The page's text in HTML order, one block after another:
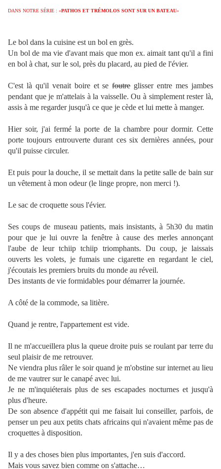
DANS NOTRE SÉRIE : «PATHOS ET TRÉMOLOS SONT SUR UN BATEAU»
Le bol dans la cuisine est un bol en grès.
Un bol de ma vie d'avant mais que mon ex. aimait tant qu'il a fini
en bol à chat, sur le sol, près du placard, au pied de l'évier.
C'est là qu'il venait boire et sefoutreglisser entre mes jambes
pendant que je m'attelais à la vaisselle. Ou à simplement rester là,
assis à me regarder jusqu'à ce que je cède et lui mette à manger.
Hier soir, j'ai fermé la porte de la chambre pour dormir. Cette
porte toujours entrouverte durant ces six dernières années, pour
qu'il puisse circuler.
Et puis pour la douche, il se mettait dans la petite salle de bain sur
un vêtement à mon odeur (le linge propre, non merci !).
Le sac de croquette sous l'évier.
Ses coups de museau patients, mais insistants, à 5h30 du matin
pour que je lui ouvre la fenêtre à cause des merles annonçant
l'aube de leur tchiip tchiip triomphants. Du coup, je laissais
ouverts les volets, je fumais une cigarette en regardant le ciel,
j'écoutais les premiers bruits du monde au réveil.
Des instants de vie formidables pour démarrer la journée.
A côté de la commode, sa litière.
Quand je rentre, l'appartement est vide.
Il ne m'accueillera plus la queue droite puis se roulant par terre du
seul plaisir de me retrouver.
Ne viendra plus râler le soir quand je m'obstine sur internet au lieu
de me vautrer sur le canapé avec lui.
Je ne m'inquiéterais plus de ses escapades nocturnes et jusqu'à
plus d'heure.
De son absence d'appétit qui me faisait lui conseiller, parfois, de
penser un peu aux petits chats africains qui n'avaient même pas de
croquettes à disposition.
Il y a des choses bien plus importantes, j'en suis d'accord.
Mais vous savez bien comme on s'attache…